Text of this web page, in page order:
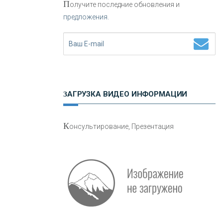
Нетворкинг для предпринимателей
авто
Получите последние обновления и
предложения.
ЗАГРУЗКА ВИДЕО ИНФОРМАЦИИ
Консультирование, Презентация